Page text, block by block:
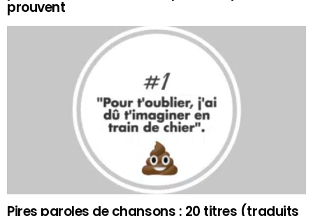
prouvent
Pires paroles de chansons : 20 titres (traduits